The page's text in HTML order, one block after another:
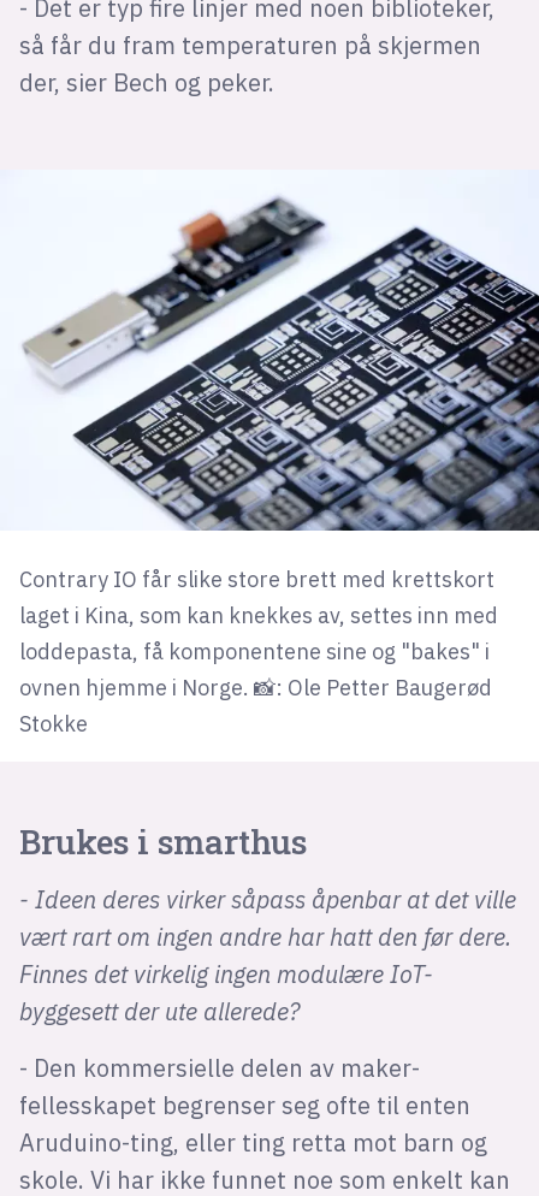
- Det er typ fire linjer med noen biblioteker,
så får du fram temperaturen på skjermen
der, sier Bech og peker.
Contrary IO får slike store brett med krettskort
laget i Kina, som kan knekkes av, settes inn med
loddepasta, få komponentene sine og "bakes" i
ovnen hjemme i Norge. 📸: Ole Petter Baugerød
Stokke
Brukes i smarthus
- Ideen deres virker såpass åpenbar at det ville
vært rart om ingen andre har hatt den før dere.
Finnes det virkelig ingen modulære IoT-
byggesett der ute allerede?
- Den kommersielle delen av maker-
fellesskapet begrenser seg ofte til enten
Aruduino-ting, eller ting retta mot barn og
skole. Vi har ikke funnet noe som enkelt kan